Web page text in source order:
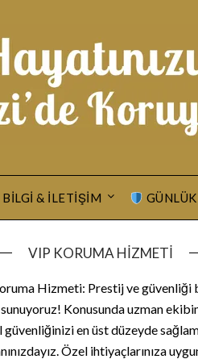
BILGI & İLETIŞIM
VIP KORUMA HIZMETI
Hizmeti: Prestij ve güvenliği
Konusunda uzman
güvenliğinizi en üst düzeyde
Özel ihtiyaçlarınıza